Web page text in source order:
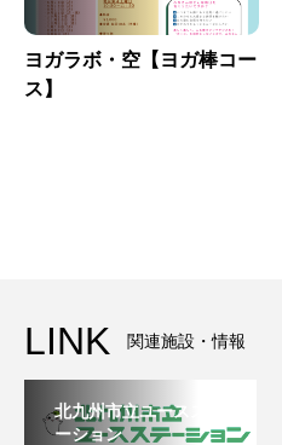
ヨガラボ・空【ヨガ棒コー
ス】
LINK 関連施設・情報
北九州市立ユースステ
ーション